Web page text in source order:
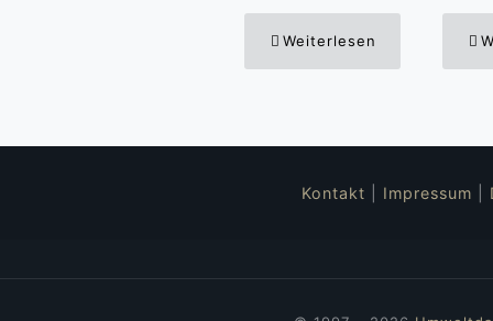
Weiterlesen
Kontakt Impressum